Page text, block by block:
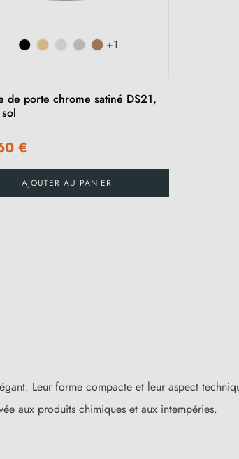
+1
de porte chrome satiné DS21,
€
AJOUTER AU PANIER
Leur forme compacte et leur aspect
aux produits chimiques et aux intempéries.